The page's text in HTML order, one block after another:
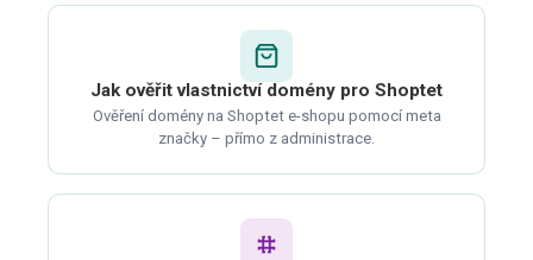
Jak ověřit vlastnictví domény pro Shoptet
Ověření domény na Shoptet e-shopu pomocí meta
značky – přímo z administrace.